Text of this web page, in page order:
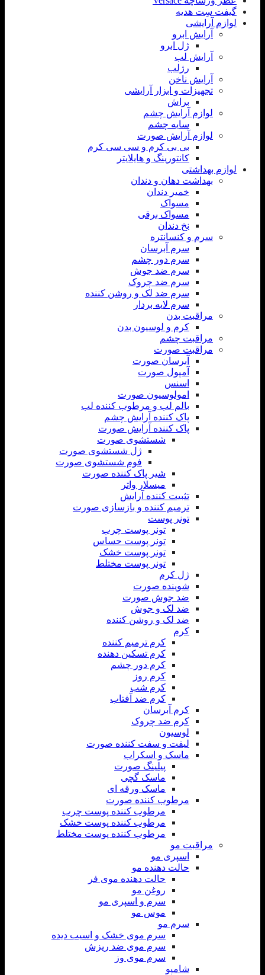
گیفت سِت هدیه
لوازم آرایشی
آرایش ابرو
ژل ابرو
آرایش لب
رژلب
آرایش ناخن
تجهیزات و ابزار آرایشی
براش
لوازم آرایش چشم
سایه چشم
لوازم آرایش صورت
بی بی کرم و سی سی کرم
کانتورینگ و هایلایتر
لوازم بهداشتی
بهداشت دهان و دندان
خمیر دندان
مسواک
مسواک برقی
نخ دندان
سرم و کنسانتره
سرم آبرسان
سرم دور چشم
سرم ضد جوش
سرم ضد چروک
سرم ضد لک و روشن کننده
سرم لایه بردار
مراقبت بدن
کرم و لوسیون بدن
مراقبت چشم
مراقبت صورت
آبرسان صورت
آمپول صورت
اسنس
امولوسیون صورت
بالم لب و مرطوب کننده لب
پاک کننده آرایش چشم
پاک کننده آرایش صورت
شستشوی صورت
ژل شستشوی صورت
فوم شستشوی صورت
شیر پاک کننده صورت
میسلار واتر
تثبیت کننده آرایش
ترمیم کننده و بازسازی صورت
تونر پوست
تونر پوست چرب
تونر پوست حساس
تونر پوست خشک
تونر پوست مختلط
ژل کرم
شوینده صورت
ضد جوش صورت
ضد لک و جوش
ضد لک و روشن کننده
کرم
کرم ترمیم کننده
کرم تسکین دهنده
کرم دور چشم
کرم روز
کرم شب
کرم ضد آفتاب
کرم آبرسان
کرم ضد چروک
لوسیون
لیفت و سفت کننده صورت
ماسک و اسکراب
پیلینگ صورت
ماسک گچی
ماسک ورقه ای
مرطوب کننده صورت
مرطوب کننده پوست چرب
مرطوب کننده پوست خشک
مرطوب کننده پوست مختلط
مراقبت مو
اسپری مو
حالت دهنده مو
حالت دهنده موی فر
روغن مو
سرم و اسپری مو
موس مو
سرم مو
سرم موی خشک و اسیب دیده
سرم موی ضد ریزش
سرم موی وز
شامپو